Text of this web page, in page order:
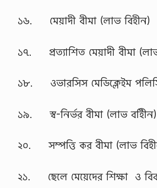
১৬. মেয়াদী বীমা (লাভ
১৭. প্রত্যাশিত মেয়াদী বীমা
১৮. ওভারসিস মেডিক্লেইম
১৯. স্ব-নির্ভর বীমা (লাভ
২০. সম্পত্তি কর বীমা (লাভ
২১. ছেলে মেয়েদের শিক্ষা ও